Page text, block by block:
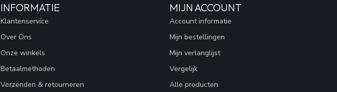
INFORMATIE
Klantenservice
Over Ons
Onze winkels
Betaalmethoden
Verzenden & retourneren
MIJN ACCOUNT
Account informatie
Mijn bestellingen
Mijn verlanglijst
Vergelijk
Alle producten